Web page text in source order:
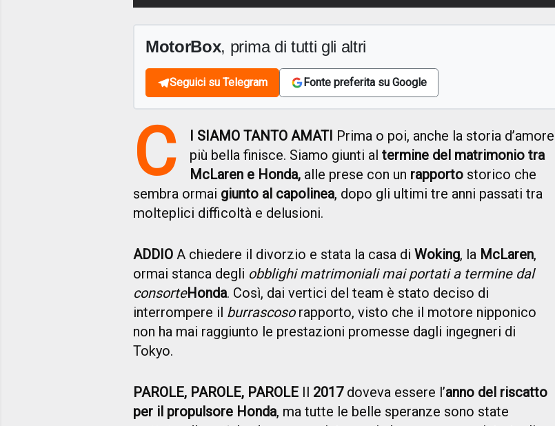
MotorBox, prima di tutti gli altri
Seguici su Telegram Fonte preferita su Google
C I SIAMO TANTO AMATI Prima o poi, anche la storia d’amore
più bella finisce. Siamo giunti altermine del matrimonio tra
McLaren e Honda, alle prese con un rapporto storico che
sembra ormai giunto al capolinea, dopo gli ultimi tre anni passati tra
molteplici difficoltà e delusioni.
ADDIO A chiedere il divorzio e stata la casa di Woking, la McLaren,
ormai stanca degli obblighi matrimoniali mai portati a termine dal
consorteHonda. Così, dai vertici del team è stato deciso di
interrompere il burrascosorapporto, visto che il motore nipponico
non ha mai raggiunto le prestazioni promesse dagli ingegneri di
Tokyo.
PAROLE, PAROLE, PAROLE Il 2017doveva essere l’anno del riscatto
per il propulsore Honda, ma tutte le belle speranze sono state